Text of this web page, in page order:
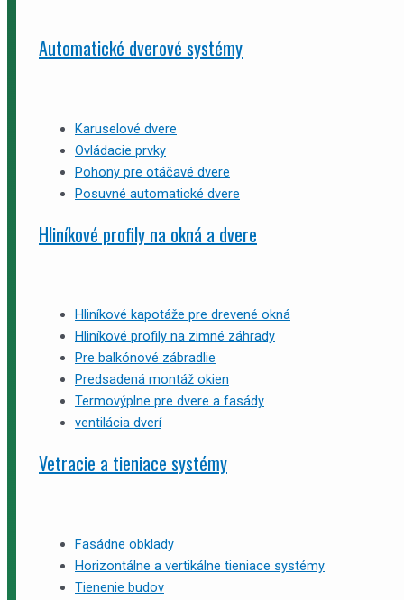
Automatické dverové systémy
Karuselové dvere
Ovládacie prvky
Pohony pre otáčavé dvere
Posuvné automatické dvere
Hliníkové profily na okná a dvere
Hliníkové kapotáže pre drevené okná
Hliníkové profily na zimné záhrady
Pre balkónové zábradlie
Predsadená montáž okien
Termovýplne pre dvere a fasády
ventilácia dverí
Vetracie a tieniace systémy
Fasádne obklady
Horizontálne a vertikálne tieniace systémy
Tienenie budov